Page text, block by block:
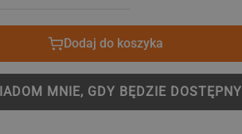
Dodaj do koszyka
MNIE, GDY BĘDZIE DOSTĘPNY